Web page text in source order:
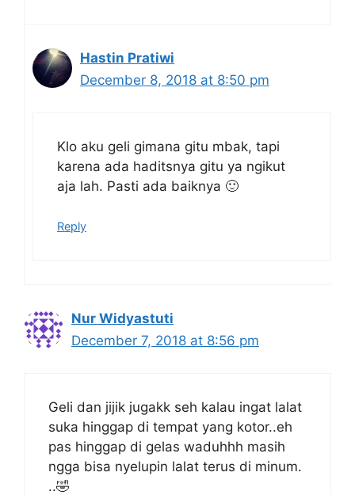
Hastin Pratiwi
December 8, 2018 at 8:50 pm
Klo aku geli gimana gitu mbak, tapi
karena ada haditsnya gitu ya ngikut
aja lah. Pasti ada baiknya 🙂
Reply
Nur Widyastuti
December 7, 2018 at 8:56 pm
Geli dan jijik jugakk seh kalau ingat lalat
suka hinggap di tempat yang kotor..eh
pas hinggap di gelas waduhhh masih
ngga bisa nyelupin lalat terus di minum.
..🤣